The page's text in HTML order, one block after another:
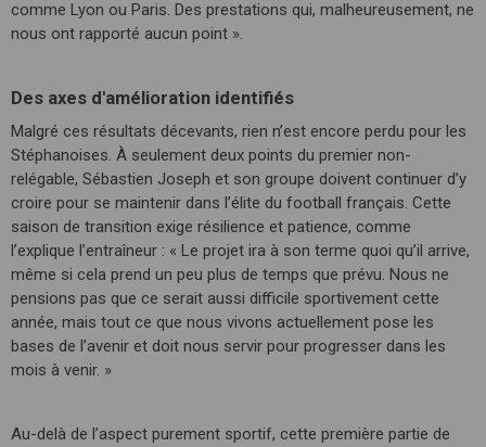
comme Lyon ou Paris. Des prestations qui, malheureusement, ne
nous ont rapporté aucun point ».
Des axes d'amélioration identifiés
Malgré ces résultats décevants, rien n’est encore perdu pour les
Stéphanoises. À seulement deux points du premier non-
relégable, Sébastien Joseph et son groupe doivent continuer d’y
croire pour se maintenir dans l’élite du football français. Cette
saison de transition exige résilience et patience, comme
l’explique l’entraîneur : « Le projet ira à son terme quoi qu’il arrive,
même si cela prend un peu plus de temps que prévu. Nous ne
pensions pas que ce serait aussi difficile sportivement cette
année, mais tout ce que nous vivons actuellement pose les
bases de l’avenir et doit nous servir pour progresser dans les
mois à venir. »
Au-delà de l’aspect purement sportif, cette première partie de